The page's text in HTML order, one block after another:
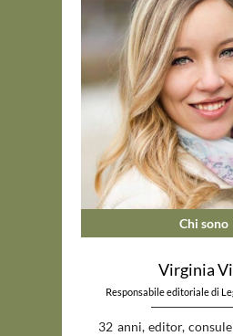
Chi sono
Virginia
Responsabile editoriale di
32 anni, editor,